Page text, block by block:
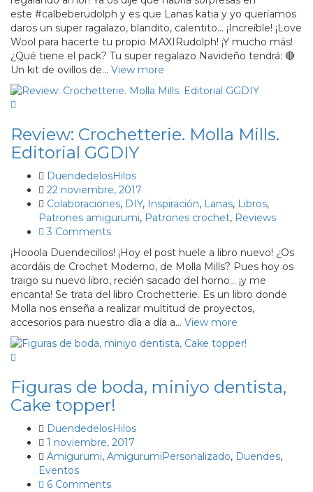
este #calbeberudolph y es que Lanas katia y yo queríamos
daros un super ragalazo, blandito, calentito… ¡Increíble! ¡Love
Wool para hacerte tu propio MAXIRudolph! ¡Y mucho más!
¿Qué tiene el pack? Tu super regalazo Navideño tendrá: 🔴
Un kit de ovillos de… View more
Review: Crochetterie. Molla Mills.
Editorial GGDIY
DuendedelosHilos
22 noviembre, 2017
Colaboraciones, DIY, Inspiración, Lanas, Libros,
Patrones amigurumi, Patrones crochet, Reviews
3 Comments
¡Hooola Duendecillos! ¡Hoy el post huele a libro nuevo! ¿Os
acordáis de Crochet Moderno, de Molla Mills? Pues hoy os
traigo su nuevo libro, recién sacado del horno… ¡y me
encanta! Se trata del libro Crochetterie. Es un libro donde
Molla nos enseña a realizar multitud de proyectos,
accesorios para nuestro día a día a… View more
Figuras de boda, miniyo dentista,
Cake topper!
DuendedelosHilos
1 noviembre, 2017
Amigurumi, AmigurumiPersonalizado, Duendes,
Eventos
6 Comments